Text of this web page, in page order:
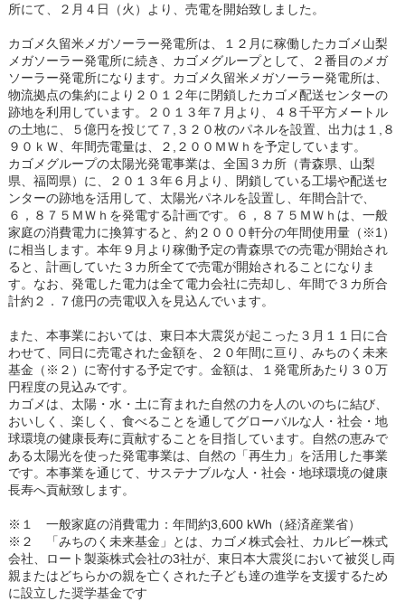
所にて、２月４日（火）より、売電を開始致しました。
カゴメ久留米メガソーラー発電所は、１２月に稼働したカゴメ山梨
メガソーラー発電所に続き、カゴメグループとして、２番目のメガ
ソーラー発電所になります。カゴメ久留米メガソーラー発電所は、
物流拠点の集約により２０１２年に閉鎖したカゴメ配送センターの
跡地を利用しています。２０１３年７月より、４８千平方メートル
の土地に、５億円を投じて７,３２０枚のパネルを設置、出力は１,８
９０ｋＷ、年間売電量は、２,２００ＭＷｈを予定しています。
カゴメグループの太陽光発電事業は、全国３カ所（青森県、山梨
県、福岡県）に、２０１３年６月より、閉鎖している工場や配送セ
ンターの跡地を活用して、太陽光パネルを設置し、年間合計で、
６，８７５ＭＷｈを発電する計画です。６，８７５ＭＷｈは、一般
家庭の消費電力に換算すると、約２０００軒分の年間使用量（※1）
に相当します。本年９月より稼働予定の青森県での売電が開始され
ると、計画していた３カ所全てで売電が開始されることになりま
す。なお、発電した電力は全て電力会社に売却し、年間で３カ所合
計約２．７億円の売電収入を見込んでいます。
また、本事業においては、東日本大震災が起こった３月１１日に合
わせて、同日に売電された金額を、２０年間に亘り、みちのく未来
基金（※２）に寄付する予定です。金額は、１発電所あたり３０万
円程度の見込みです。
カゴメは、太陽・水・土に育まれた自然の力を人のいのちに結び、
おいしく、楽しく、食べることを通してグローバルな人・社会・地
球環境の健康長寿に貢献することを目指しています。自然の恵みで
ある太陽光を使った発電事業は、自然の「再生力」を活用した事業
です。本事業を通じて、サステナブルな人・社会・地球環境の健康
長寿へ貢献致します。
※１ 一般家庭の消費電力：年間約3,600 kWh（経済産業省）
※２ 「みちのく未来基金」とは、カゴメ株式会社、カルビー株式
会社、ロート製薬株式会社の3社が、東日本大震災において被災し両
親またはどちらかの親を亡くされた子ども達の進学を支援するため
に設立した奨学基金です